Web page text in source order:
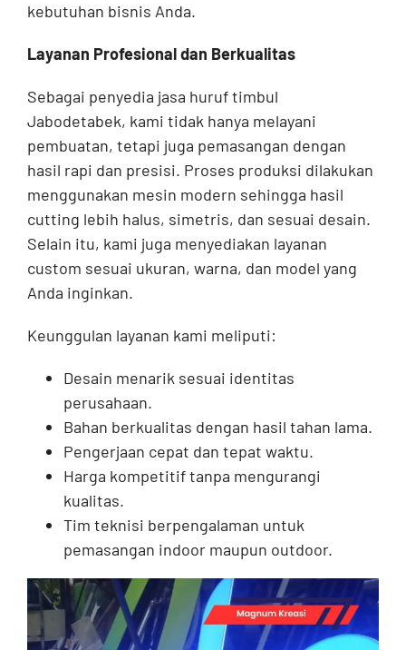
kebutuhan bisnis Anda.
Layanan Profesional dan Berkualitas
Sebagai penyedia jasa huruf timbul
Jabodetabek, kami tidak hanya melayani
pembuatan, tetapi juga pemasangan dengan
hasil rapi dan presisi. Proses produksi dilakukan
menggunakan mesin modern sehingga hasil
cutting lebih halus, simetris, dan sesuai desain.
Selain itu, kami juga menyediakan layanan
custom sesuai ukuran, warna, dan model yang
Anda inginkan.
Keunggulan layanan kami meliputi:
Desain menarik sesuai identitas
perusahaan.
Bahan berkualitas dengan hasil tahan lama.
Pengerjaan cepat dan tepat waktu.
Harga kompetitif tanpa mengurangi
kualitas.
Tim teknisi berpengalaman untuk
pemasangan indoor maupun outdoor.